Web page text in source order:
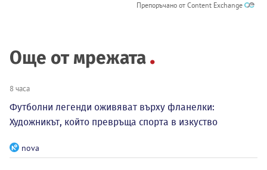
Препоръчано от Content Exchange
Още от мрежата
8 часа
Футболни легенди оживяват върху фланелки:
Художникът, който превръща спорта в изкуство
nova